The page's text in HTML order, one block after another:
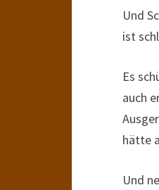
Und
ist
Es
auch
hätte
Und